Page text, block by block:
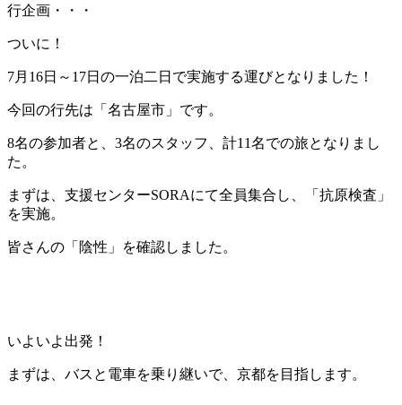
行企画・・・
ついに！
7月16日～17日の一泊二日で実施する運びとなりました！
今回の行先は「名古屋市」です。
8名の参加者と、3名のスタッフ、計11名での旅となりまし
た。
まずは、支援センターSORAにて全員集合し、「抗原検査」
を実施。
皆さんの「陰性」を確認しました。
いよいよ出発！
まずは、バスと電車を乗り継いで、京都を目指します。